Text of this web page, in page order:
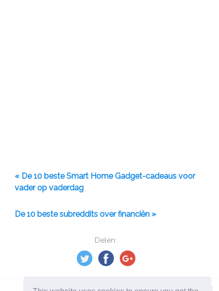
Delen:
« De 10 beste Smart Home Gadget-cadeaus voor
vader op vaderdag
De 10 beste subreddits over financiën »